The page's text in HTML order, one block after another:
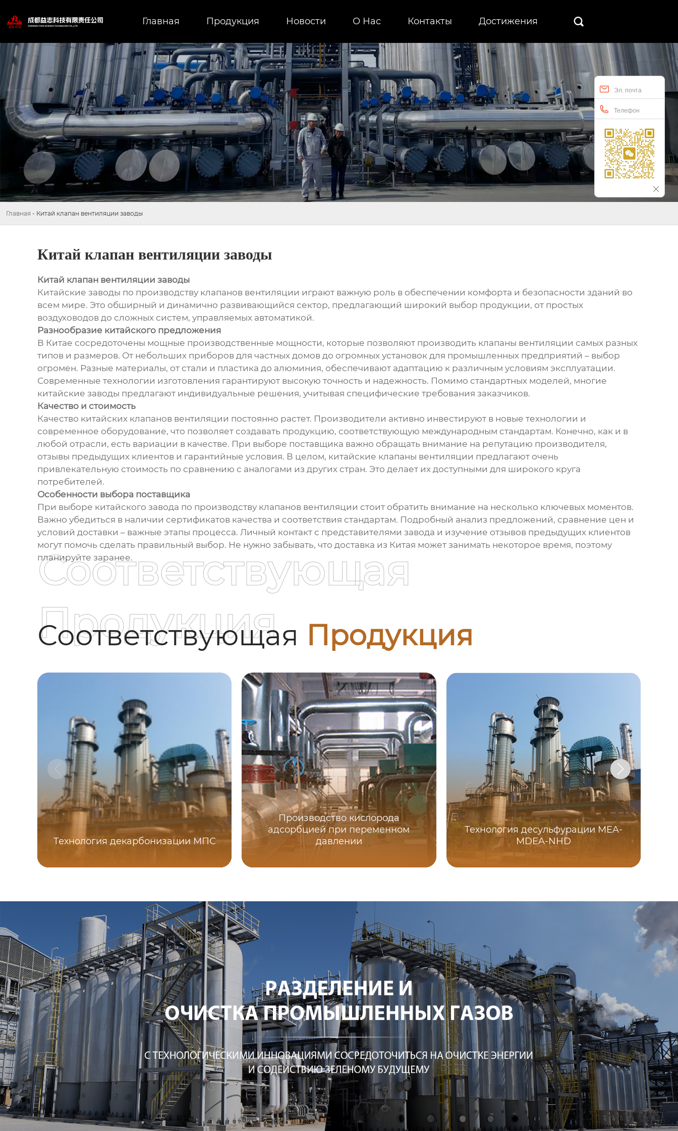
Главная Продукция Новости О Нас Контакты Достижения 
Эл. почта
Телефон
Главная - Китай клапан вентиляции заводы
Китай клапан вентиляции заводы
Китай клапан вентиляции заводы
Китайские заводы по производству клапанов вентиляции играют важную роль в обеспечении комфорта и безопасности зданий во
всем мире. Это обширный и динамично развивающийся сектор, предлагающий широкий выбор продукции, от простых
воздуховодов до сложных систем, управляемых автоматикой.
Разнообразие китайского предложения
В Китае сосредоточены мощные производственные мощности, которые позволяют производить клапаны вентиляции самых разных
типов и размеров. От небольших приборов для частных домов до огромных установок для промышленных предприятий – выбор
огромен. Разные материалы, от стали и пластика до алюминия, обеспечивают адаптацию к различным условиям эксплуатации.
Современные технологии изготовления гарантируют высокую точность и надежность. Помимо стандартных моделей, многие
китайские заводы предлагают индивидуальные решения, учитывая специфические требования заказчиков.
Качество и стоимость
Качество китайских клапанов вентиляции постоянно растет. Производители активно инвестируют в новые технологии и
современное оборудование, что позволяет создавать продукцию, соответствующую международным стандартам. Конечно, как и в
любой отрасли, есть вариации в качестве. При выборе поставщика важно обращать внимание на репутацию производителя,
отзывы предыдущих клиентов и гарантийные условия. В целом, китайские клапаны вентиляции предлагают очень
привлекательную стоимость по сравнению с аналогами из других стран. Это делает их доступными для широкого круга
потребителей.
Особенности выбора поставщика
При выборе китайского завода по производству клапанов вентиляции стоит обратить внимание на несколько ключевых моментов.
Важно убедиться в наличии сертификатов качества и соответствия стандартам. Подробный анализ предложений, сравнение цен и
условий доставки – важные этапы процесса. Личный контакт с представителями завода и изучение отзывов предыдущих клиентов
могут помочь сделать правильный выбор. Не нужно забывать, что доставка из Китая может занимать некоторое время, поэтому
планируйте заранее.
Соответствующая Продукция
Соответствующая
Продукция
Технология декарбонизации МПС
Производство кислорода
адсорбцией при переменном
давлении
Технология десульфурации MEA-
MDEA-NHD